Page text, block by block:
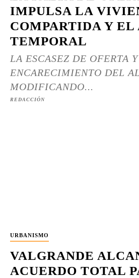
IMPULSA LA
COMPARTIDA Y
TEMPORAL
LA ESCASEZ DE OFERTA
ENCARECIMIENTO DEL
MODIFICANDO...
REDACCIÓN
URBANISMO
VALGRANDE
ACUERDO TOTAL